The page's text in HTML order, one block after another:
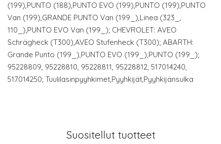
(199),PUNTO (188),PUNTO EVO (199),PUNTO (199),PUNTO
Van (199),GRANDE PUNTO Van (199_),Linea (323_,
110_),PUNTO EVO Van (199_); CHEVROLET: AVEO
Schrägheck (T300),AVEO Stufenheck (T300); ABARTH:
Grande Punto (199_),PUNTO EVO (199_),PUNTO (199_);
95228809, 95228810, 95228811, 95228812, 517014240,
517014250; Tuulilasinpyyhkimet,Pyyhkijät,Pyyhkijänsulka
Suositellut tuotteet